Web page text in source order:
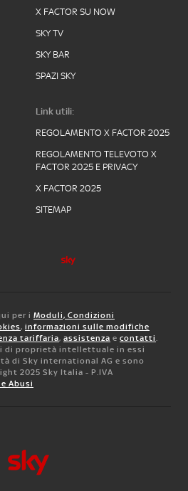
X FACTOR SU NOW
SKY TV
SKY BAR
SPAZI SKY
Link utili:
REGOLAMENTO X FACTOR 2025
REGOLAMENTO TELEVOTO X
FACTOR 2025 E PRIVACY
X FACTOR 2025
SITEMAP
per i Moduli, Condizioni
, informazioni sulle modifiche
tariffaria, assistenza e contatti.
di proprietà intellettuale in essi
di Sky international AG e sono
2025 Sky Italia - P.IVA
Abusi